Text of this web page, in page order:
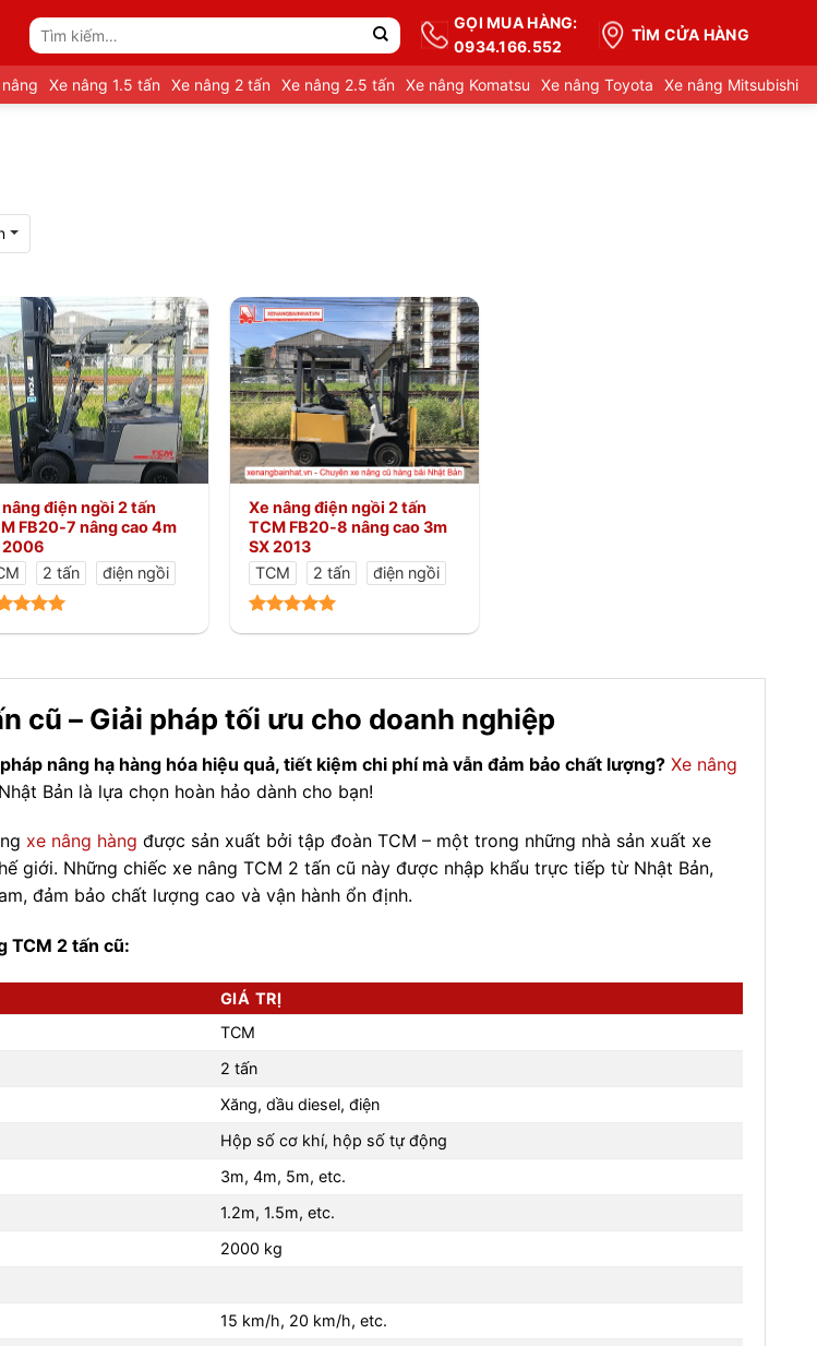
Tìm
kiếm:
GỌI MUA HÀNG:
0934.166.552
TÌM CỬA HÀNG
Xe nâng 1.5 tấn Xe nâng 2 tấn Xe nâng 2.5 tấn Xe nâng Komatsu Xe nâng Toyota Xe nâng Mitsubishi
nâng điện ngồi 2 tấn
FB20-7 nâng cao 4m
2006
2 tấn điện ngồi
Xe nâng điện ngồi 2 tấn
TCM FB20-8 nâng cao 3m
SX 2013
TCM
2 tấn điện ngồi
cũ – Giải pháp tối ưu cho doanh nghiệp
nâng hạ hàng hóa hiệu quả, tiết kiệm chi phí mà vẫn đảm bảo chất lượng? Xe nâng
Bản là lựa chọn hoàn hảo dành cho bạn!
xe nâng hàng được sản xuất bởi tập đoàn TCM – một trong những nhà sản xuất xe
giới. Những chiếc xe nâng TCM 2 tấn cũ này được nhập khẩu trực tiếp từ Nhật Bản,
đảm bảo chất lượng cao và vận hành ổn định.
TCM 2 tấn cũ:
GIÁ TRỊ
TCM
2 tấn
Xăng, dầu diesel, điện
Hộp số cơ khí, hộp số tự động
3m, 4m, 5m, etc.
1.2m, 1.5m, etc.
2000 kg
15 km/h, 20 km/h, etc.